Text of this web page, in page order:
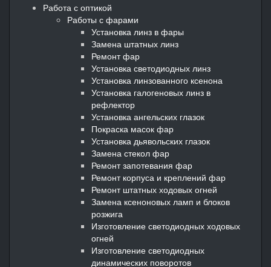
Работа с оптикой
Работы с фарами
Установка линз в фары
Замена штатных линз
Ремонт фар
Установка светодиодных линз
Установка линзованного ксенона
Установка галогеновых линз в
рефлектор
Установка ангельских глазок
Покраска масок фар
Установка дьявольских глазок
Замена стекол фар
Ремонт запотевания фар
Ремонт корпуса и креплений фар
Ремонт штатных ходовых огней
Замена ксеноновых ламп и блоков
розжига
Изготовление светодиодных ходовых
огней
Изготовление светодиодных
динамических поворотов